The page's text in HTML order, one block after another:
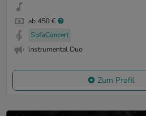
ab 450 €
SofaConcert
Instrumental Duo
Zum Profil